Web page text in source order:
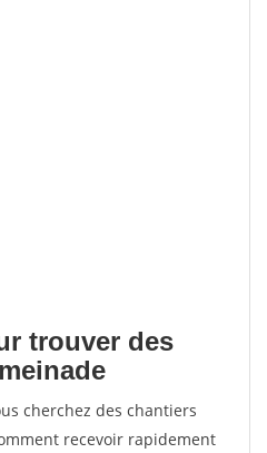
trouver des
cherchez des chantiers
recevoir rapidement